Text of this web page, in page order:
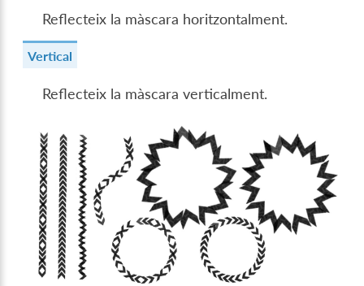
Reflecteix la màscara horitzontalment.
Vertical
Reflecteix la màscara verticalment.